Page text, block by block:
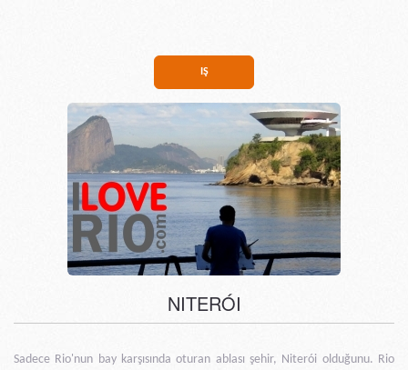
IŞ
NITERÓI
Sadece Rio'nun bay karşısında oturan ablası şehir, Niterói olduğunu. Rio